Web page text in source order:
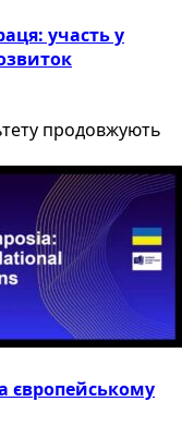
участь у
продовжують
європейському